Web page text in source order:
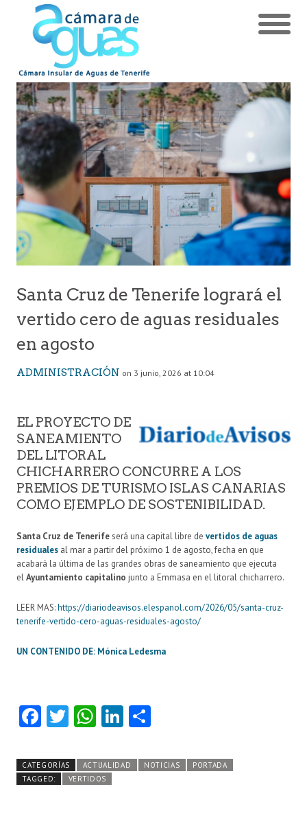
Santa Cruz de Tenerife logrará el
vertido cero de aguas residuales
en agosto
ADMINISTRACIÓN on 3 junio, 2026 at 10:04
EL PROYECTO DE
SANEAMIENTO
DEL LITORAL
CHICHARRERO CONCURRE A LOS
PREMIOS DE TURISMO ISLAS CANARIAS
COMO EJEMPLO DE SOSTENIBILIDAD.
Santa Cruz de Tenerifeserá una capital libre de vertidos de aguas
residuales al mar a partir del próximo 1 de agosto, fecha en que
acabará la última de las grandes obras de saneamiento que ejecuta
elAyuntamiento capitalino junto a Emmasa en el litoral chicharrero.
LEER MAS:https://diariodeavisos.elespanol.com/2026/05/santa-cruz-
tenerife-vertido-cero-aguas-residuales-agosto/
UN CONTENIDO DE: Mónica Ledesma
Fa
b
o
T
itt
er
W
ts
A
Li
e m
CATEGORÍAS ACTUALIDAD NOTICIAS
PORTADA
TAGGED:
VERTIDOS